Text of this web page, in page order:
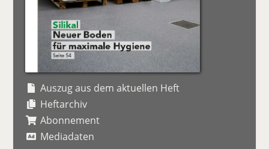
Auszug aus dem aktuellen Heft
Heftarchiv
Abonnement
Mediadaten